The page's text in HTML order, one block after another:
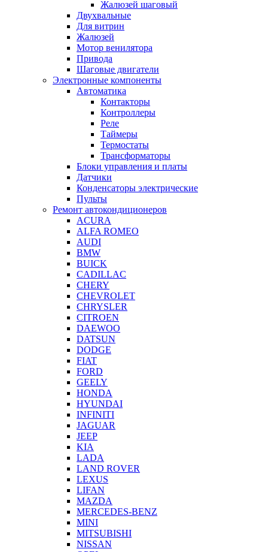
Жалюзей шаговый
Двухвальные
Для витрин
Жалюзей
Мотор венилятора
Привода
Шаговые двигатели
Электронные компоненты
Автоматика
Контакторы
Контроллеры
Реле
Таймеры
Термостаты
Трансформаторы
Блоки управления и платы
Датчики
Конденсаторы электрические
Пульты
Ремонт автокондиционеров
ACURA
ALFA ROMEO
AUDI
BMW
BUICK
CADILLAC
CHERY
CHEVROLET
CHRYSLER
CITROEN
DAEWOO
DATSUN
DODGE
FIAT
FORD
GEELY
HONDA
HYUNDAI
INFINITI
JAGUAR
JEEP
KIA
LADA
LAND ROVER
LEXUS
LIFAN
MAZDA
MERCEDES-BENZ
MINI
MITSUBISHI
NISSAN